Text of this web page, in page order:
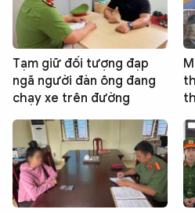
Tạm giữ đối tượng đạp
ngã người đàn ông đang
chạy xe trên đường